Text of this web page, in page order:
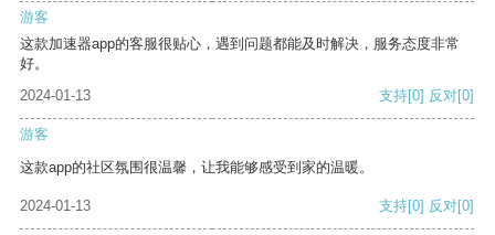
游客
这款加速器app的客服很贴心，遇到问题都能及时解决，服务态度非常
好。
2024-01-13
支持[0] 反对[0]
游客
这款app的社区氛围很温馨，让我能够感受到家的温暖。
2024-01-13 支持[0] 反对[0]